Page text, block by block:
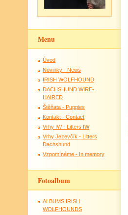
Menu
Úvod
Novinky - News
IRISH WOLFHOUND
DACHSHUND WIRE-
HAIRED
Štěňata - Puppies
Kontakt - Contact
Vrhy IW - Litters IW
Vrhy Jezevčík - Litters
Dachshund
Vzpomínáme - In memory
Fotoalbum
ALBUMS IRISH
WOLFHOUNDS